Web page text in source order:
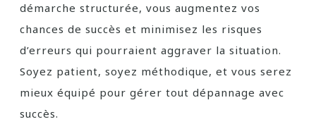
démarche structurée, vous augmentez vos
chances de succès et minimisez les risques
d’erreurs qui pourraient aggraver la situation.
Soyez patient, soyez méthodique, et vous serez
mieux équipé pour gérer tout dépannage avec
succès.